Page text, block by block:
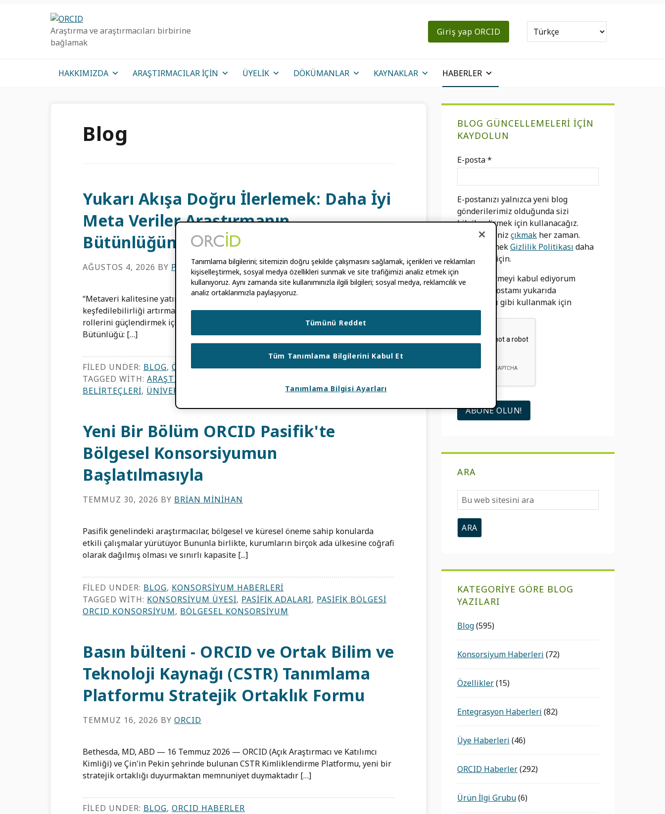
Araştırma ve araştırmacıları birbirine
bağlamak
Giriş yap ORCID
HAKKIMIZDA ARAŞTIRMACILAR IÇIN ÜYELIK DÖKÜMANLAR KAYNAKLAR HABERLER
Blog
Yukarı Akışa Doğru İlerlemek: Daha İyi
Meta Veriler Araştırmanın
Bütünlüğünü Nasıl Koruyor?
AĞUSTOS 4, 2026 BY PALOMA MARÍN-ARRAIZA,SHIVENDRA NAIDOO
“Metaveri kalitesine yatırım yapan kurumlar, araştırma bütünlüğünü desteklemek,
keşfedilebilirliği artırmak, iş akışlarını kolaylaştırmak ve açık bilimsel iletişimdeki
rollerini güçlendirmek için daha iyi konumdadır.” – Yvonne Campfens, Araştırma
Bütünlüğü: […]
FILED UNDER: BLOG, ÖZELLIKLER,KULLANIM SENARYOLARI
TAGGED WITH: ARAŞTIRMA BÜTÜNLÜĞÜ
BELIRTEÇLERI, ÜNIVERSITELER VE ARAŞTIRMA KURUMLARI
Yeni Bir Bölüm ORCID Pasifik'te
Bölgesel Konsorsiyumun
Başlatılmasıyla
TEMMUZ 30, 2026 BY BRIAN MINIHAN
Pasifik genelindeki araştırmacılar, bölgesel ve küresel öneme sahip konularda
etkili çalışmalar yürütüyor. Bununla birlikte, kurumların birçok ada ülkesine coğrafi
olarak dağılmış olması ve sınırlı kapasite [...]
FILED UNDER: BLOG, KONSORSIYUM HABERLERI
TAGGED WITH: KONSORSIYUM ÜYESI, PASIFIK ADALARI, PASIFIK BÖLGESI
ORCID KONSORSIYUM, BÖLGESEL KONSORSIYUM
Basın bülteni - ORCID ve Ortak Bilim ve
Teknoloji Kaynağı (CSTR) Tanımlama
Platformu Stratejik Ortaklık Formu
TEMMUZ 16, 2026 BY ORCID
Bethesda, MD, ABD — 16 Temmuz 2026 — ORCID (Açık Araştırmacı ve Katılımcı
Kimliği) ve Çin'in Pekin şehrinde bulunan CSTR Kimliklendirme Platformu, yeni bir
stratejik ortaklığı duyurmaktan memnuniyet duymaktadır […]
FILED UNDER: BLOG, ORCID HABERLER
Birincil
Kenar
Çubuğu
BLOG GÜNCELLEMELERI IÇIN
KAYDOLUN
E-posta*
E-postanızı yalnızca yeni blog
gönderilerimiz olduğunda sizi
bilgilendirmek için kullanacağız.
Yapabilirsiniz çıkmak her zaman.
bizim görmekGizlilik Politikası daha
fazla bilgi için.
izin vermeyi kabul ediyorum
ORCID e-postamı yukarıda
açıklandığı gibi kullanmak için
ARA
Bu
web
sitesini
ara
KATEGORIYE GÖRE BLOG
YAZILARI
Blog(595)
Konsorsiyum Haberleri (72)
Özellikler(15)
Entegrasyon Haberleri (82)
Üye Haberleri (46)
ORCID Haberler(292)
Ürün İlgi Grubu(6)
Tanımlama bilgilerini; sitemizin doğru şekilde çalışmasını sağlamak, içerikleri ve reklamları
kişiselleştirmek, sosyal medya özellikleri sunmak ve site trafiğimizi analiz etmek için
kullanıyoruz. Aynı zamanda site kullanımınızla ilgili bilgileri; sosyal medya, reklamcılık ve
analiz ortaklarımızla paylaşıyoruz.
Tümünü Reddet
Tüm Tanımlama Bilgilerini Kabul Et
Tanımlama Bilgisi Ayarları